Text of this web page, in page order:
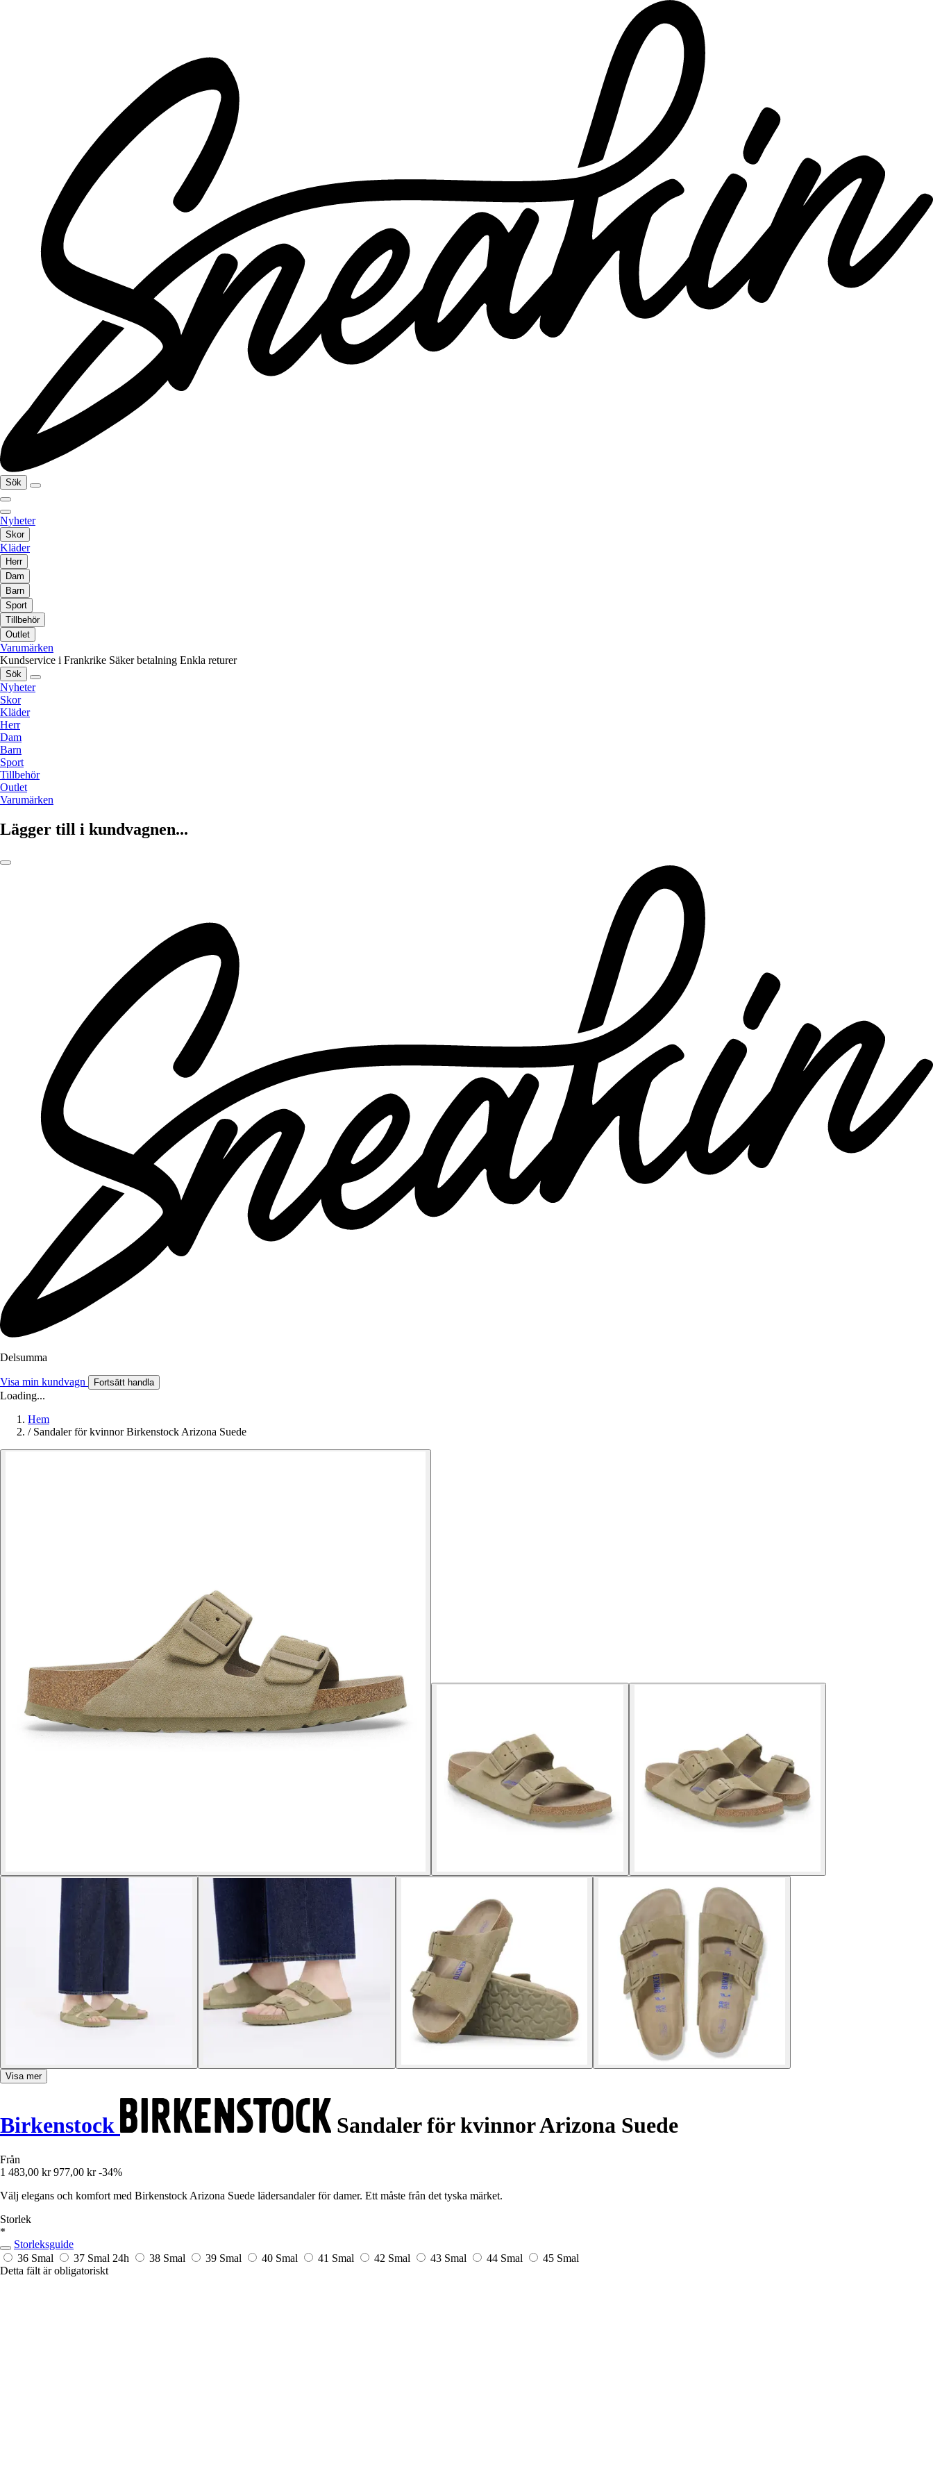
Sök
Nyheter
Skor
Kläder
Herr
Dam
Barn
Sport
Tillbehör
Outlet
Varumärken
Kundservice i Frankrike Säker betalning Enkla returer
Sök
Nyheter
Skor
Kläder
Herr
Dam
Barn
Sport
Tillbehör
Outlet
Varumärken
Lägger till i kundvagnen...
Delsumma
Visa min kundvagn Fortsätt handla
Loading...
Hem
/ Sandaler för kvinnor Birkenstock Arizona Suede
Visa mer
Birkenstock Sandaler för kvinnor Arizona Suede
Från
1 483,00 kr 977,00 kr -34%
Välj elegans och komfort med Birkenstock Arizona Suede lädersandaler för damer. Ett måste från det tyska märket.
Storlek
*
Storleksguide
36 Smal
37 Smal 24h 38 Smal 39 Smal 40 Smal 41 Smal 42 Smal 43 Smal 44 Smal
45 Smal
Detta fält är obligatoriskt